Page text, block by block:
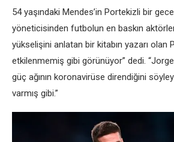
54 yaşındaki Mendes’in Portekizli bir
yöneticisinden futbolun en baskın
yükselişini anlatan bir kitabın yazarı olan
etkilenmemiş gibi görünüyor” dedi.
güç ağının koronavirüse direndiğini
varmış gibi.”